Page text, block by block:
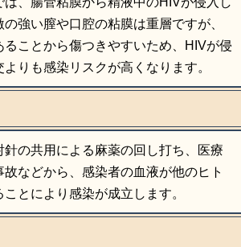
強い膣や口腔の粘膜は重層ですが、
ることから傷つきやすいため、HIVが侵
りも感染リスクが高くなります。
の共用による麻薬の回し打ち、医療
などから、感染者の血液が他のヒト
とにより感染が成立します。